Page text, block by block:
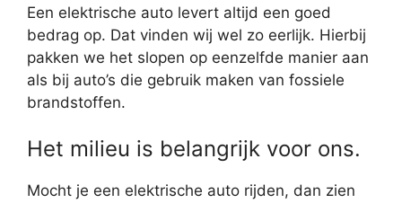
Een elektrische auto levert altijd een goed
bedrag op. Dat vinden wij wel zo eerlijk. Hierbij
pakken we het slopen op eenzelfde manier aan
als bij auto’s die gebruik maken van fossiele
brandstoffen.
Het milieu is belangrijk voor ons.
Mocht je een elektrische auto rijden, dan zien